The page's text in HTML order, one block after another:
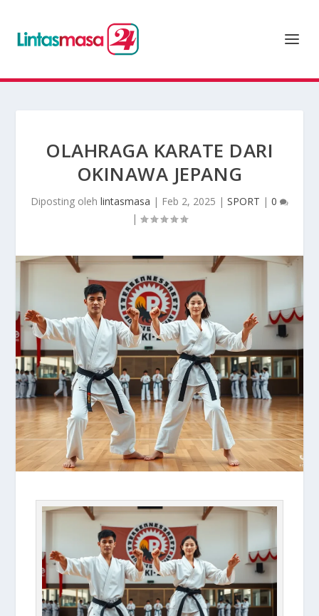
OLAHRAGA KARATE DARI
OKINAWA JEPANG
Diposting oleh lintasmasa | Feb 2, 2025 | SPORT | 0
|